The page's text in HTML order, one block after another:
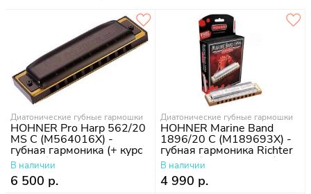
Диатонические губные гармошки
HOHNER Pro Harp 562/20
MS C (M564016X) -
губная гармоника (+ курс
уроков)
В наличии
6 500 р.
Диатонические губные гармошки
HOHNER Marine Band
1896/20 C (M189693X) -
губная гармоника Richter
Classic (+ курс уроков)
В наличии
4 990 р.